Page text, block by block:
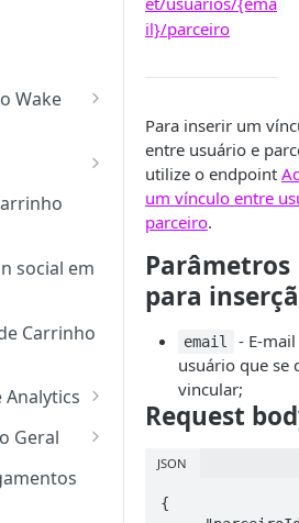
Wake
de
Wake
social em
Carrinho
Analytics
Layer
Geral
URL
il}/parceiro
Para inserir um
entre usuário e
utilize o endpoint
um vínculo entre
parceiro.
Parâmetros
para
email
- E-
usuário que se
vincular;
Request
JSON
{